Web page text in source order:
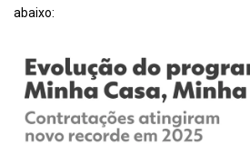
abaixo: